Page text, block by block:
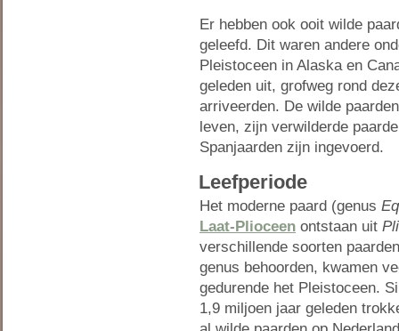
Er hebben ook ooit wilde
geleefd. Dit waren andere
Pleistoceen in Alaska en
geleden uit, grofweg rond
arriveerden. De wilde
leven, zijn verwilderde
Spanjaarden zijn ingevoerd.
Leefperiode
Het moderne paard (genus
Laat-Plioceen ontstaan uit
verschillende soorten
genus behoorden, kwamen
gedurende het Pleistoceen.
1,9 miljoen jaar geleden